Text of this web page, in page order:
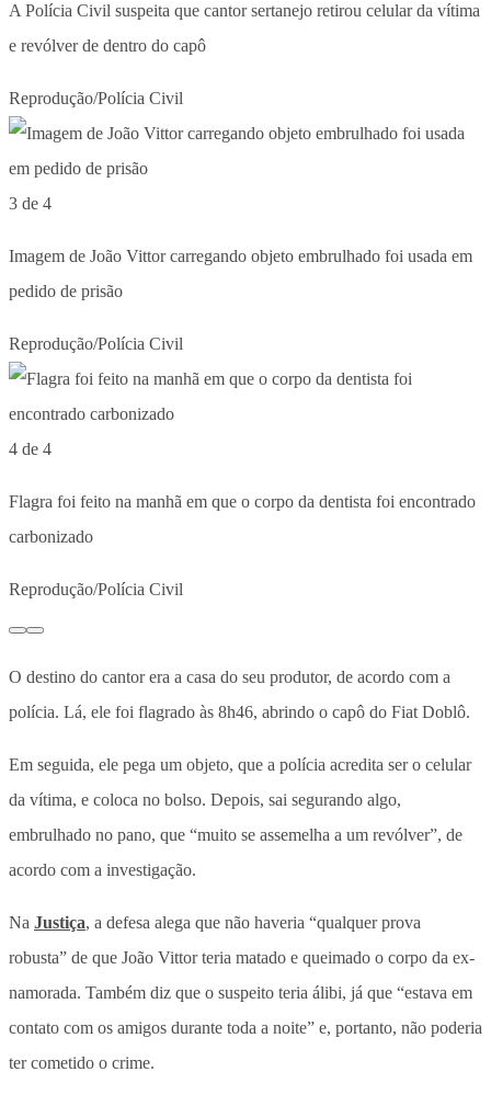
A Polícia Civil suspeita que cantor sertanejo retirou celular da vítima
e revólver de dentro do capô
Reprodução/Polícia Civil
3 de 4
Imagem de João Vittor carregando objeto embrulhado foi usada em
pedido de prisão
Reprodução/Polícia Civil
4 de 4
Flagra foi feito na manhã em que o corpo da dentista foi encontrado
carbonizado
Reprodução/Polícia Civil
O destino do cantor era a casa do seu produtor, de acordo com a
polícia. Lá, ele foi flagrado às 8h46, abrindo o capô do Fiat Doblô.
Em seguida, ele pega um objeto, que a polícia acredita ser o celular
da vítima, e coloca no bolso. Depois, sai segurando algo,
embrulhado no pano, que “muito se assemelha a um revólver”, de
acordo com a investigação.
Na Justiça, a defesa alega que não haveria “qualquer prova
robusta” de que João Vittor teria matado e queimado o corpo da ex-
namorada. Também diz que o suspeito teria álibi, já que “estava em
contato com os amigos durante toda a noite” e, portanto, não poderia
ter cometido o crime.